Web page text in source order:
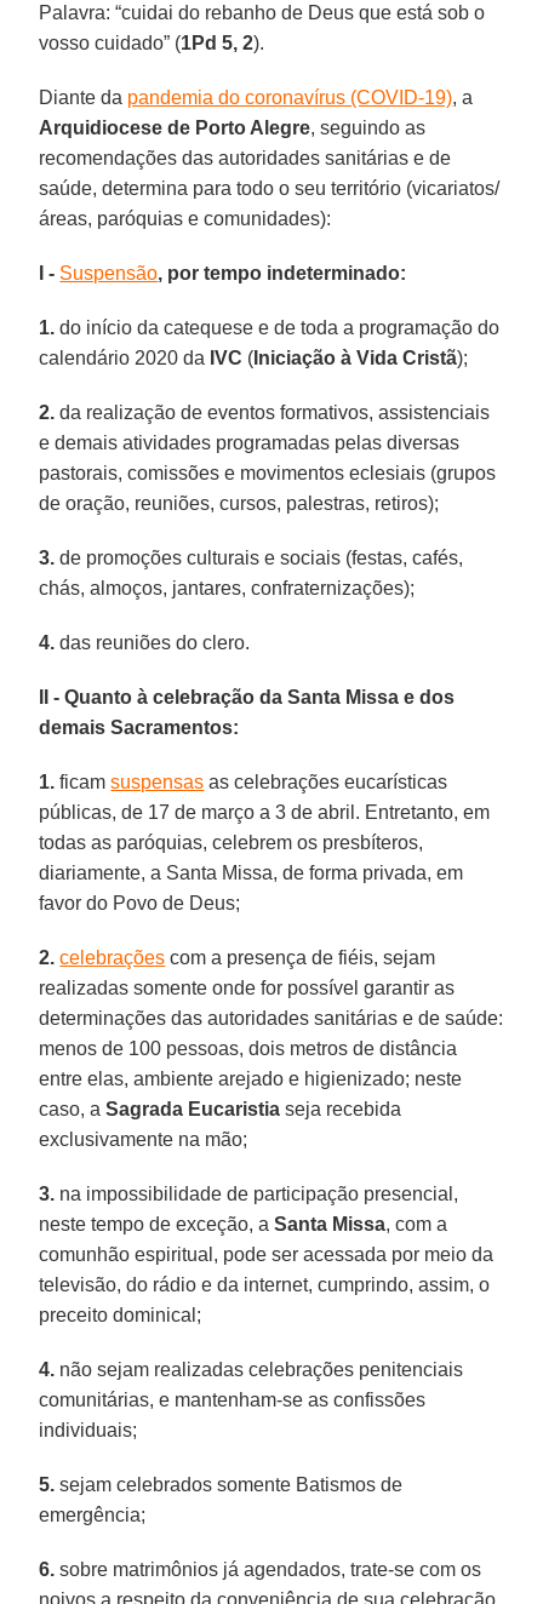
Palavra: “cuidai do rebanho de Deus que está sob o
vosso cuidado” (1Pd 5, 2).
Diante da pandemia do coronavírus (COVID-19), a
Arquidiocese de Porto Alegre, seguindo as
recomendações das autoridades sanitárias e de
saúde, determina para todo o seu território (vicariatos/
áreas, paróquias e comunidades):
I - Suspensão, por tempo indeterminado:
1. do início da catequese e de toda a programação do
calendário 2020 da IVC ( Iniciação à Vida Cristã);
2. da realização de eventos formativos, assistenciais
e demais atividades programadas pelas diversas
pastorais, comissões e movimentos eclesiais (grupos
de oração, reuniões, cursos, palestras, retiros);
3. de promoções culturais e sociais (festas, cafés,
chás, almoços, jantares, confraternizações);
4. das reuniões do clero.
II - Quanto à celebração da Santa Missa e dos
demais Sacramentos:
1. ficamsuspensas as celebrações eucarísticas
públicas, de 17 de março a 3 de abril. Entretanto, em
todas as paróquias, celebrem os presbíteros,
diariamente, a Santa Missa, de forma privada, em
favor do Povo de Deus;
2. celebrações com a presença de fiéis, sejam
realizadas somente onde for possível garantir as
determinações das autoridades sanitárias e de saúde:
menos de 100 pessoas, dois metros de distância
entre elas, ambiente arejado e higienizado; neste
caso, aSagrada Eucaristia seja recebida
exclusivamente na mão;
3. na impossibilidade de participação presencial,
neste tempo de exceção, aSanta Missa, com a
comunhão espiritual, pode ser acessada por meio da
televisão, do rádio e da internet, cumprindo, assim, o
preceito dominical;
4. não sejam realizadas celebrações penitenciais
comunitárias, e mantenham-se as confissões
individuais;
5. sejam celebrados somente Batismos de
emergência;
6. sobre matrimônios já agendados, trate-se com os
noivos a respeito da conveniência de sua celebração